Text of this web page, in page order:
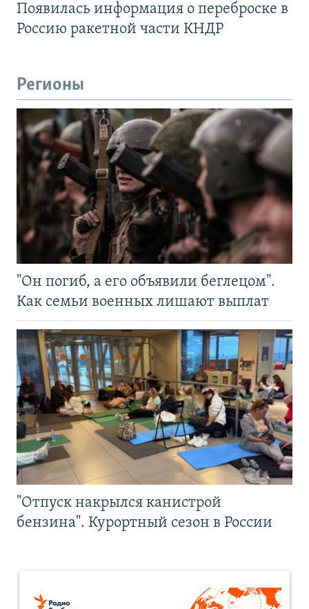
Появилась информация о переброске в
Россию ракетной части КНДР
Регионы
"Он погиб, а его объявили беглецом".
Как семьи военных лишают выплат
"Отпуск накрылся канистрой
бензина". Курортный сезон в России